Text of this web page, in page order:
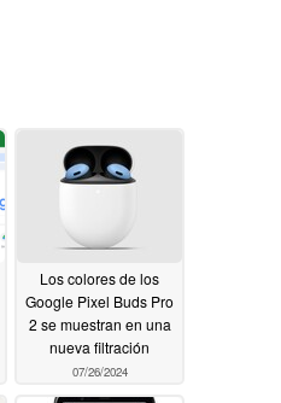
Los colores de los
Google Pixel Buds Pro
2 se muestran en una
nueva filtración
07/26/2024